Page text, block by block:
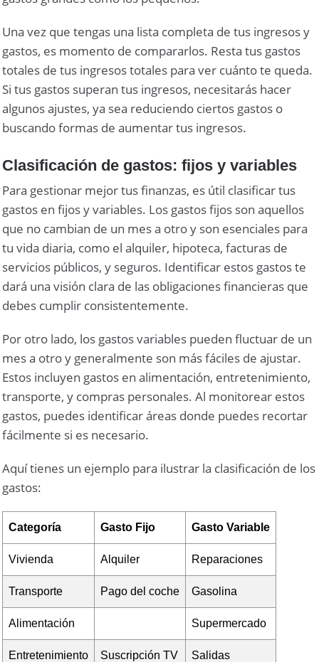
Una vez que tengas una lista completa de tus ingresos y
gastos, es momento de compararlos. Resta tus gastos
totales de tus ingresos totales para ver cuánto te queda.
Si tus gastos superan tus ingresos, necesitarás hacer
algunos ajustes, ya sea reduciendo ciertos gastos o
buscando formas de aumentar tus ingresos.
Clasificación de gastos: fijos y variables
Para gestionar mejor tus finanzas, es útil clasificar tus
gastos en fijos y variables. Los gastos fijos son aquellos
que no cambian de un mes a otro y son esenciales para
tu vida diaria, como el alquiler, hipoteca, facturas de
servicios públicos, y seguros. Identificar estos gastos te
dará una visión clara de las obligaciones financieras que
debes cumplir consistentemente.
Por otro lado, los gastos variables pueden fluctuar de un
mes a otro y generalmente son más fáciles de ajustar.
Estos incluyen gastos en alimentación, entretenimiento,
transporte, y compras personales. Al monitorear estos
gastos, puedes identificar áreas donde puedes recortar
fácilmente si es necesario.
Aquí tienes un ejemplo para ilustrar la clasificación de los
gastos:
Categoría Gasto Fijo Gasto Variable
Vivienda Alquiler Reparaciones
Transporte Pago del coche Gasolina
Alimentación Supermercado
Entretenimiento Suscripción TV Salidas